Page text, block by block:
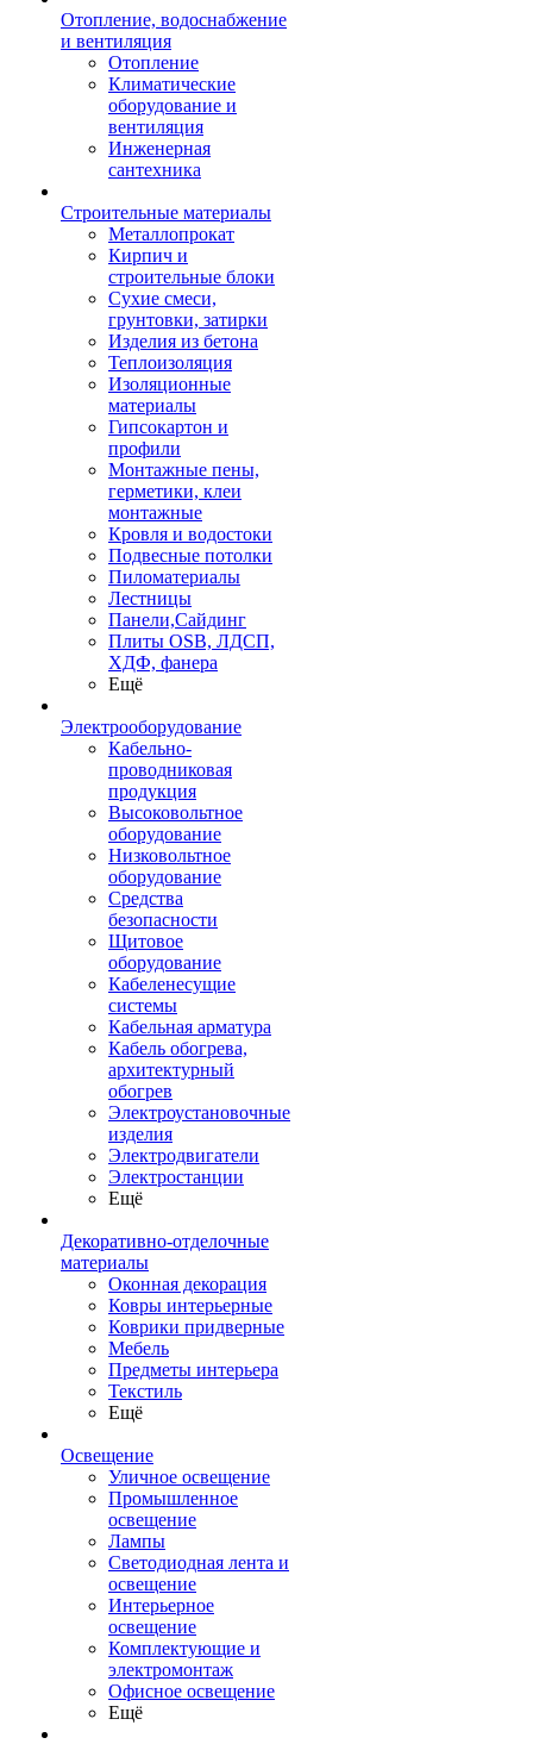
Отопление, водоснабжение
и вентиляция
Отопление
Климатические
оборудование и
вентиляция
Инженерная
сантехника
Строительные материалы
Металлопрокат
Кирпич и
строительные блоки
Сухие смеси,
грунтовки, затирки
Изделия из бетона
Теплоизоляция
Изоляционные
материалы
Гипсокартон и
профили
Монтажные пены,
герметики, клеи
монтажные
Кровля и водостоки
Подвесные потолки
Пиломатериалы
Лестницы
Панели,Сайдинг
Плиты OSB, ЛДСП,
ХДФ, фанера
Ещё
Электрооборудование
Кабельно-
проводниковая
продукция
Высоковольтное
оборудование
Низковольтное
оборудование
Средства
безопасности
Щитовое
оборудование
Кабеленесущие
системы
Кабельная арматура
Кабель обогрева,
архитектурный
обогрев
Электроустановочные
изделия
Электродвигатели
Электростанции
Ещё
Декоративно-отделочные
материалы
Оконная декорация
Ковры интерьерные
Коврики придверные
Мебель
Предметы интерьера
Текстиль
Ещё
Освещение
Уличное освещение
Промышленное
освещение
Лампы
Светодиодная лента и
освещение
Интерьерное
освещение
Комплектующие и
электромонтаж
Офисное освещение
Ещё